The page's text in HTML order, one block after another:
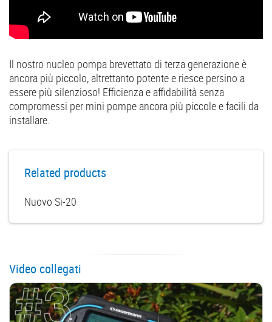
Il nostro nucleo pompa brevettato di terza generazione è
ancora più piccolo, altrettanto potente e riesce persino a
essere più silenzioso! Efficienza e affidabilità senza
compromessi per mini pompe ancora più piccole e facili da
installare.
Related products
Nuovo Si-20
Video collegati